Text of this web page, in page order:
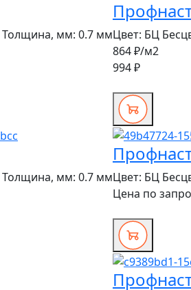
Толщина, мм: 0.7 ммЦвет: БЦ
864 ₽/м2
994 ₽
Толщина, мм: 0.7 ммЦвет: БЦ
Цена по